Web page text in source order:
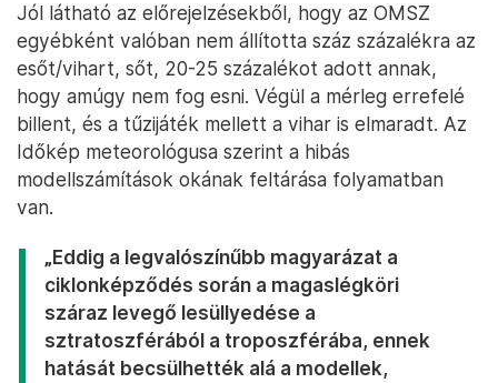
Jól látható az előrejelzésekből, hogy az OMSZ
egyébként valóban nem állította száz százalékra az
esőt/vihart, sőt, 20-25 százalékot adott annak,
hogy amúgy nem fog esni. Végül a mérleg errefelé
billent, és a tűzijáték mellett a vihar is elmaradt. Az
Időkép meteorológusa szerint a hibás
modellszámítások okának feltárása folyamatban
van.
„Eddig a legvalószínűbb magyarázat a
ciklonképződés során a magaslégköri
száraz levegő lesüllyedése a
sztratoszférából a troposzférába, ennek
hatását becsülhették alá a modellek,